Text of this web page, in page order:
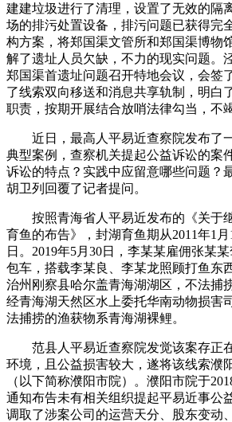
建建垃圾进行了清理，设置了无效的隔
场的排污处置设备，排污问题已获得完
构方案，将郑国渠文管所和郑国渠博物
解了遗址人员欠缺，不力的现实问题。
郑国渠首遗址问题召开特地会议，会签
了线索双向移送和消息共享轨制，明白
职责，按期开展结合放哨法律勾当，不
近日，最高人平易近查察院发布了
典型案例，查察机关提起公益诉讼的案
诉讼的特点？实践中应留意哪些问题？
胡卫列回覆了记者提问。
按照青海省人平易近发布的《关于
育鱼的布告》，封湖育鱼期从2011年1月
日。2019年5月30日，李某某雇佣张某
包车，搭载李某良、李某龙照顾打鱼东
治州刚察县哈尔盖青海湖湖区，不法捕
经青海湖天然区水上委托华南动物损害
法捕捞的渔获物系青海湖裸鲤。
范县人平易近查察院发觉该案存正
环境，且公益损害较大，遂将该线索濮
（以下简称濮阳市院）。濮阳市院于
通知布告未有相关组织提起平易近事公
调取了涉案公司的运营天分、股东变动